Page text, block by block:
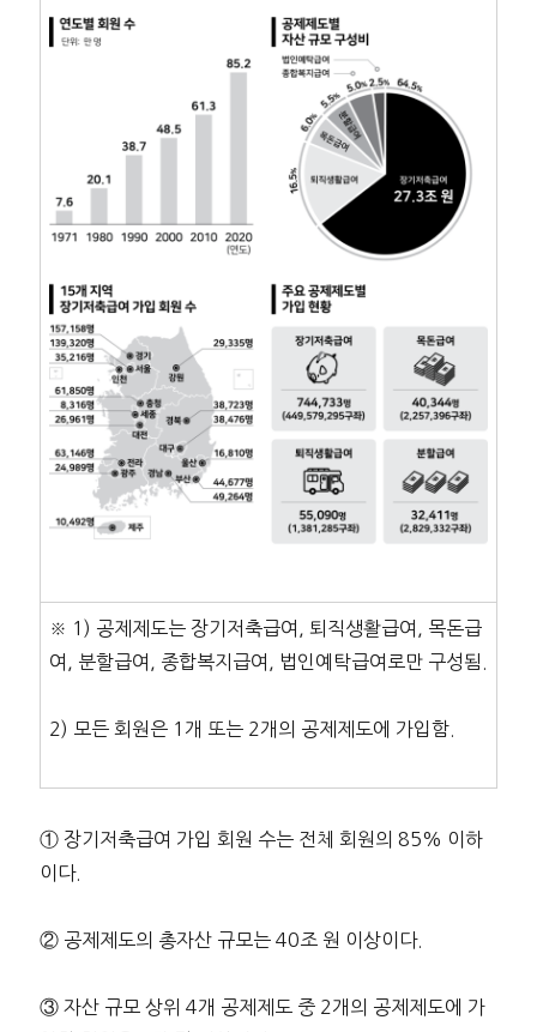
※ 1) 공제제도는 장기저축급여, 퇴직생활급여, 목돈급
여, 분할급여, 종합복지급여, 법인예탁급여로만 구성됨.
2) 모든 회원은 1개 또는 2개의 공제제도에 가입함.
① 장기저축급여 가입 회원 수는 전체 회원의 85% 이하
이다.
② 공제제도의 총자산 규모는 40조 원 이상이다.
③ 자산 규모 상위 4개 공제제도 중 2개의 공제제도에 가